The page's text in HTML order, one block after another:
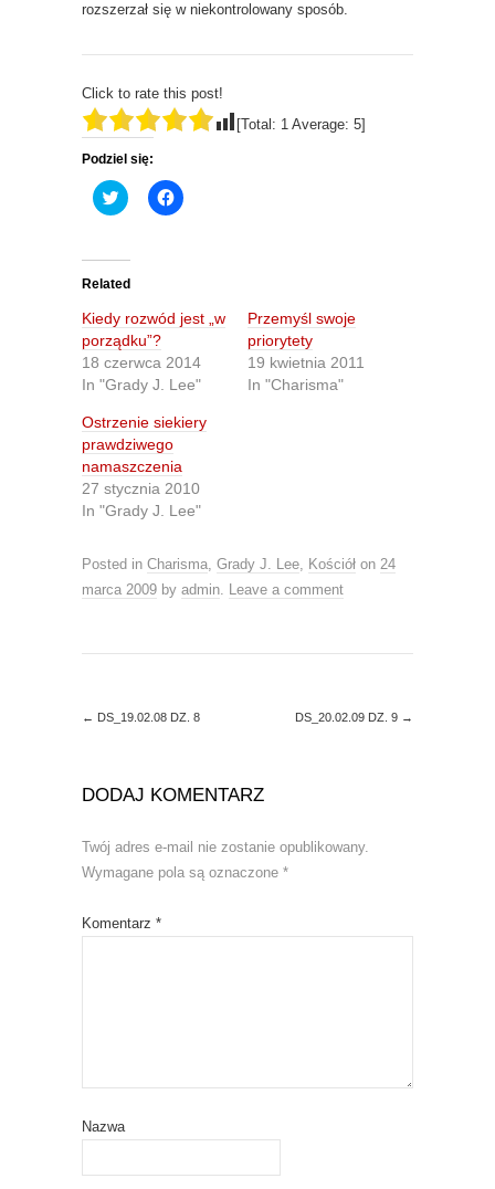
rozszerzał się w niekontrolowany sposób.
Click to rate this post!
[Total: 1 Average: 5]
Podziel się:
C
l
t
o
s
a
r
e
o
n
T
i
t
t
e
r
(
O
n
s
n
w
o
w
C
l
h
a
e
o
n
F
c
e
o
o
k
(
e
n
s
w
d
o
Related
Kiedy rozwód jest „w
porządku”?
18 czerwca 2014
In "Grady J. Lee"
Przemyśl swoje
priorytety
19 kwietnia 2011
In "Charisma"
Ostrzenie siekiery
prawdziwego
namaszczenia
27 stycznia 2010
In "Grady J. Lee"
Posted in Charisma, Grady J. Lee, Kościół on 24
marca 2009 by admin. Leave a comment
← DS_19.02.08 DZ. 8 DS_20.02.09 DZ. 9 →
DODAJ KOMENTARZ
Twój adres e-mail nie zostanie opublikowany.
Wymagane pola są oznaczone *
Komentarz *
Nazwa